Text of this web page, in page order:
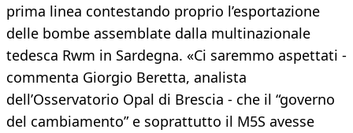
prima linea contestando proprio l’esportazione
delle bombe assemblate dalla multinazionale
tedesca Rwm in Sardegna. «Ci saremmo aspettati -
commenta Giorgio Beretta, analista
dell’Osservatorio Opal di Brescia - che il “governo
del cambiamento” e soprattutto il M5S avesse